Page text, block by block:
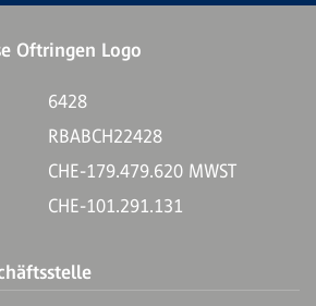
6428
RBABCH22428
CHE-179.479.620 MWST
CHE-101.291.131